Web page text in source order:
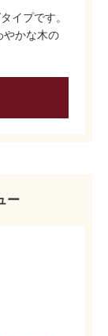
イプです。
やかな木の
ー